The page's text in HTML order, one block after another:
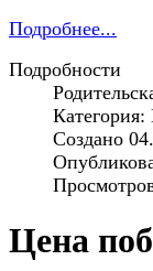
Подробнее...
Подробности
Категория:
Создано
Цена